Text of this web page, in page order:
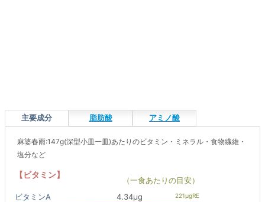
主要成分 脂肪酸 アミノ酸
麻婆春雨:147g(深型小皿一皿)あたりのビタミン・ミネラル・食物繊維・
塩分など
【ビタミン】
（一食あたりの目安）
ビタミンA
4.34μg